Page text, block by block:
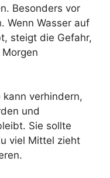
Besonders vor
Wenn Wasser auf
steigt die Gefahr,
kann verhindern,
und
Sie sollte
viel Mittel zieht